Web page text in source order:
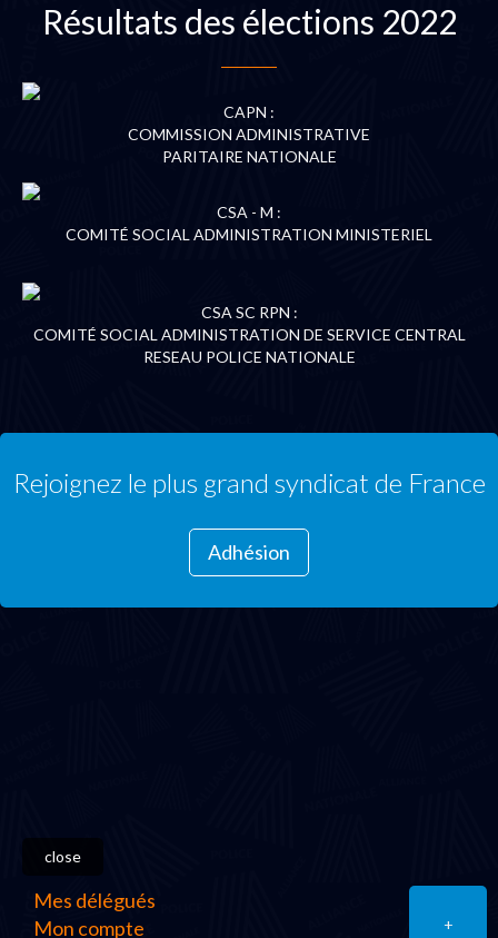
Résultats des élections 2022
CAPN :
COMMISSION ADMINISTRATIVE
PARITAIRE NATIONALE
CSA - M :
COMITÉ SOCIAL ADMINISTRATION MINISTERIEL
CSA SC RPN :
COMITÉ SOCIAL ADMINISTRATION DE SERVICE CENTRAL
RESEAU POLICE NATIONALE
Rejoignez le plus grand syndicat de France
Adhésion
+
close
Mes délégués
Mon compte